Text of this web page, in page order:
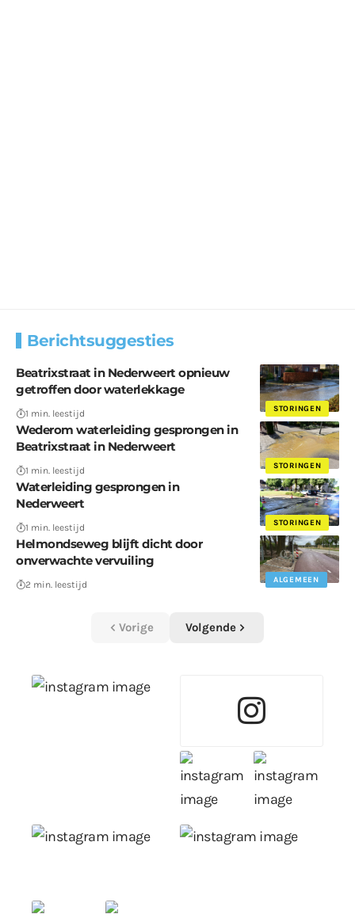
Berichtsuggesties
STORINGEN
Beatrixstraat in Nederweert opnieuw
getroffen door waterlekkage
1 min. leestijd
STORINGEN
Wederom waterleiding gesprongen in
Beatrixstraat in Nederweert
1 min. leestijd
STORINGEN
Waterleiding gesprongen in
Nederweert
1 min. leestijd
ALGEMEEN
Helmondseweg blijft dicht door
onverwachte vervuiling
2 min. leestijd
Vorige Volgende